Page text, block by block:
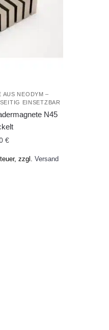
AUS NEODYM –
EINSETZBAR
N45
€
zzgl.Versand